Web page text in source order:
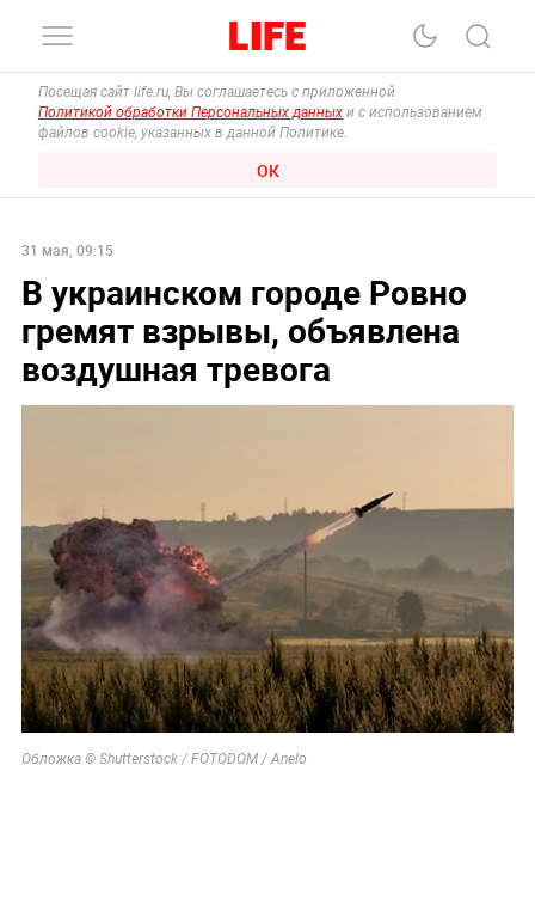
Посещая сайт life.ru, Вы соглашаетесь с приложенной
Политикой обработки Персональных данных и с использованием
файлов cookie, указанных в данной Политике.
ОК
31 мая, 09:15
В украинском городе Ровно
гремят взрывы, объявлена
воздушная тревога
Обложка © Shutterstock / FOTODOM / Anelo